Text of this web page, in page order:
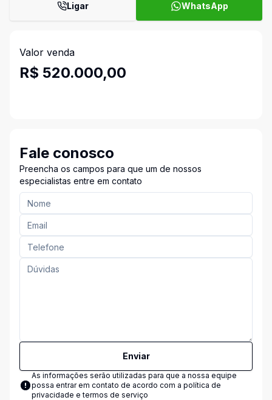
Ligar WhatsApp
Valor venda
R$ 520.000,00
Fale conosco
Preencha os campos para que um de nossos
especialistas entre em contato
Enviar
As informações serão utilizadas para que a nossa equipe
possa entrar em contato de acordo com a política de
privacidade e termos de serviço